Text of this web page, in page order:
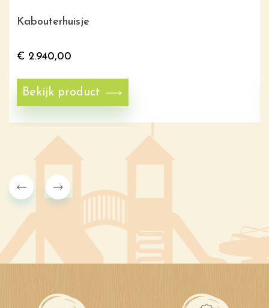
Kabouterhuisje
€ 2.940,00
Bekijk product